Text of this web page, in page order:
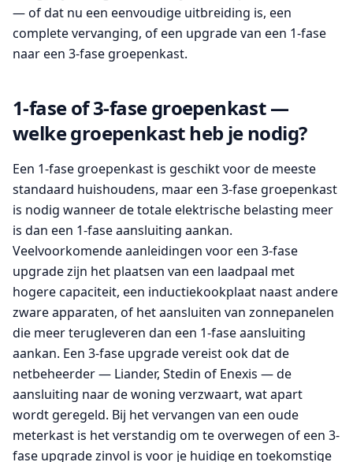
— of dat nu een eenvoudige uitbreiding is, een
complete vervanging, of een upgrade van een 1-fase
naar een 3-fase groepenkast.
1-fase of 3-fase groepenkast —
welke groepenkast heb je nodig?
Een 1-fase groepenkast is geschikt voor de meeste
standaard huishoudens, maar een 3-fase groepenkast
is nodig wanneer de totale elektrische belasting meer
is dan een 1-fase aansluiting aankan.
Veelvoorkomende aanleidingen voor een 3-fase
upgrade zijn het plaatsen van een laadpaal met
hogere capaciteit, een inductiekookplaat naast andere
zware apparaten, of het aansluiten van zonnepanelen
die meer terugleveren dan een 1-fase aansluiting
aankan. Een 3-fase upgrade vereist ook dat de
netbeheerder — Liander, Stedin of Enexis — de
aansluiting naar de woning verzwaart, wat apart
wordt geregeld. Bij het vervangen van een oude
meterkast is het verstandig om te overwegen of een 3-
fase upgrade zinvol is voor je huidige en toekomstige